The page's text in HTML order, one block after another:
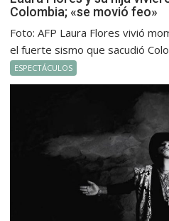
Colombia; «se movió feo»
Foto: AFP Laura Flores vivió
el fuerte sismo que sacudió
ESPECTÁCULOS